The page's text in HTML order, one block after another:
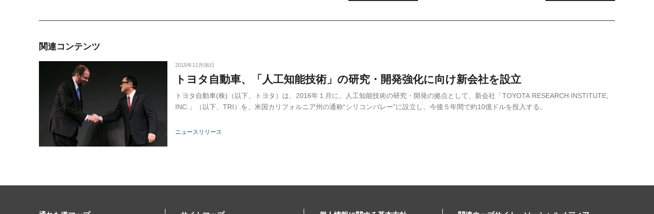
関連コンテンツ
2015年11月06日
トヨタ自動車、「人工知能技術」の研究・開発強化に向け新会社を設立
トヨタ自動車(株)（以下、トヨタ）は、2016年１月に、人工知能技術の研究・開発の拠点として、新会社「TOYOTA RESEARCH INSTITUTE,
INC.」（以下、TRI）を、米国カリフォルニア州の通称“シリコンバレー”に設立し、今後５年間で約10億ドルを投入する。
ニュースリリース